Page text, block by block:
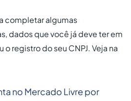
completar algumas
dados que você já deve ter em
registro do seu CNPJ. Veja na
no Mercado Livre por